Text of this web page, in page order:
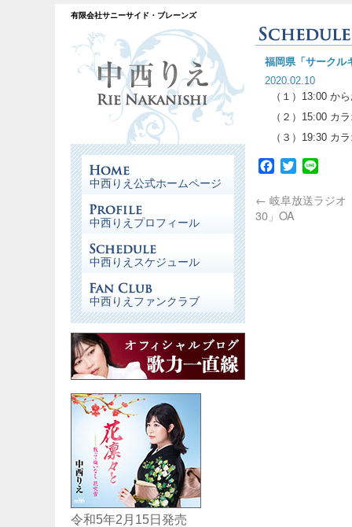
有限会社サニーサイド・ブレーンズ
福岡県「サークル
2020.02.10
（１）13:00 か
（２）15:00 カ
（３）19:30 カ
Facebook
Twitter
← 岐阜放送ラジオ
30」OA
中西りえ公式ホームページ
中西りえプロフィール
中西りえスケジュール
中西りえファンクラブ
令和5年2月15日発売